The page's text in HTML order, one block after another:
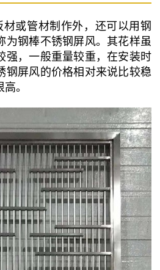
或管材制作外，还可以用钢
为钢棒不锈钢屏风。其花样虽
强，一般重量较重，在安装时
钢屏风的价格相对来说比较稳
。